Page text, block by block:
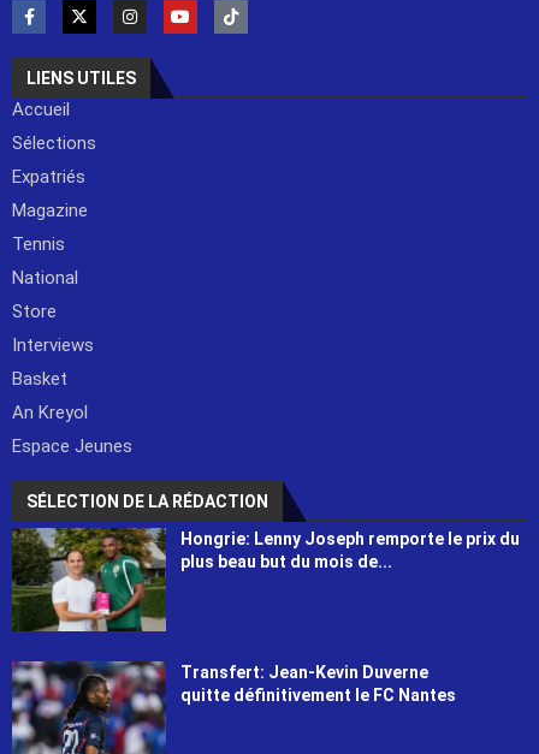
LIENS UTILES
Accueil
Sélections
Expatriés
Magazine
Tennis
National
Store
Interviews
Basket
An Kreyol
Espace Jeunes
SÉLECTION DE LA RÉDACTION
Hongrie: Lenny Joseph remporte le prix du
plus beau but du mois de...
Transfert: Jean-Kevin Duverne
quitte définitivement le FC Nantes